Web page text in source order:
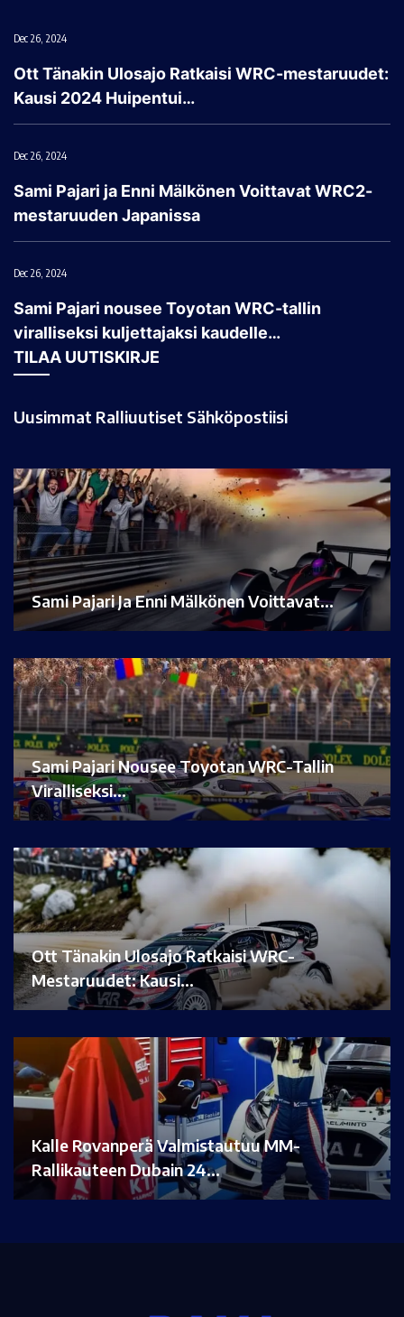
Dec 26, 2024
Ott Tänakin Ulosajo Ratkaisi WRC-mestaruudet:
Kausi 2024 Huipentui…
Dec 26, 2024
Sami Pajari ja Enni Mälkönen Voittavat WRC2-
mestaruuden Japanissa
Dec 26, 2024
Sami Pajari nousee Toyotan WRC-tallin
viralliseksi kuljettajaksi kaudelle…
TILAA UUTISKIRJE
Uusimmat Ralliuutiset Sähköpostiisi
Sami Pajari Ja Enni Mälkönen Voittavat…
Sami Pajari Nousee Toyotan WRC-Tallin
Viralliseksi…
Ott Tänakin Ulosajo Ratkaisi WRC-
Mestaruudet: Kausi…
Kalle Rovanperä Valmistautuu MM-
Rallikauteen Dubain 24…